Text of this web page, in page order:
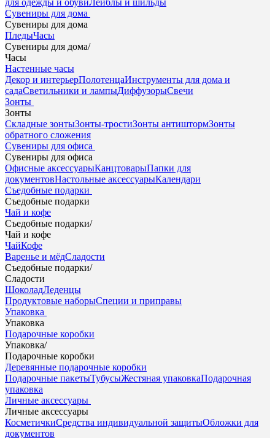
для одежды и обувиЛейблы и шильды
Сувениры для дома
Сувениры для дома
ПледыЧасы
Сувениры для дома/
Часы
Настенные часы
Декор и интерьерПолотенцаИнструменты для дома и
садаСветильники и лампыДиффузорыСвечи
Зонты
Зонты
Складные зонтыЗонты-тростиЗонты антиштормЗонты
обратного сложения
Сувениры для офиса
Сувениры для офиса
Офисные аксессуарыКанцтоварыПапки для
документовНастольные аксессуарыКалендари
Съедобные подарки
Съедобные подарки
Чай и кофе
Съедобные подарки/
Чай и кофе
ЧайКофе
Варенье и мёдСладости
Съедобные подарки/
Сладости
ШоколадЛеденцы
Продуктовые наборыСпеции и приправы
Упаковка
Упаковка
Подарочные коробки
Упаковка/
Подарочные коробки
Деревянные подарочные коробки
Подарочные пакетыТубусыЖестяная упаковкаПодарочная
упаковка
Личные аксессуары
Личные аксессуары
КосметичкиСредства индивидуальной защитыОбложки для
документов